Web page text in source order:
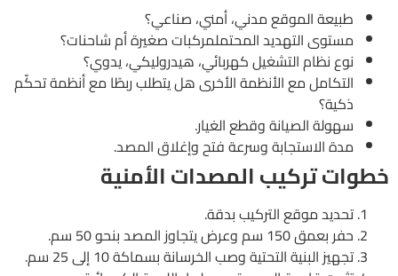
طبيعة الموقع مدني، أمني، صناعي؟
مستوى التهديد المحتملمركبات صغيرة أم شاحنات؟
نوع نظام التشغيل كهربائي، هيدروليكي، يدوي؟
التكامل مع الأنظمة الأخرى هل يتطلب ربطًا مع أنظمة تحكّم
ذكية؟
سهولة الصيانة وقطع الغيار.
مدة الاستجابة وسرعة فتح وإغلاق المصد.
خطوات تركيب المصدات الأمنية
تحديد موقع التركيب بدقة.
حفر بعمق 150 سم وعرض يتجاوز المصد بنحو 50 سم.
تجهيز البنية التحتية وصب الخرسانة بسماكة 10 إلى 25 سم.